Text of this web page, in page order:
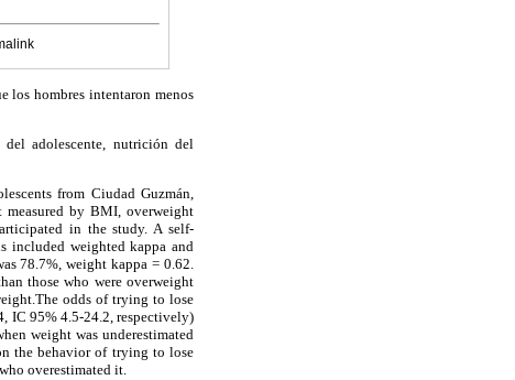
los hombres intentaron menos
del adolescente, nutrición del
from Ciudad Guzmán,
measured by BMI, overweight
in the study. A self-
included weighted kappa and
78.7%, weight kappa = 0.62.
those who were overweight
odds of trying to lose
IC 95% 4.5-24.2, respectively)
weight was underestimated
the behavior of trying to lose
overestimated it.